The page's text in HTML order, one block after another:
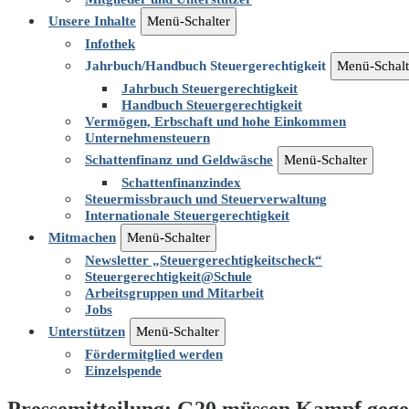
Unsere Inhalte
Menü-Schalter
Infothek
Jahrbuch/Handbuch Steuergerechtigkeit
Menü-
Jahrbuch Steuergerechtigkeit
Handbuch Steuergerechtigkeit
Vermögen, Erbschaft und hohe Einkommen
Unternehmensteuern
Schattenfinanz und Geldwäsche
Menü-Schalter
Schattenfinanzindex
Steuermissbrauch und Steuerverwaltung
Internationale Steuergerechtigkeit
Mitmachen
Menü-Schalter
Newsletter „Steuergerechtigkeitscheck“
Steuergerechtigkeit@Schule
Arbeitsgruppen und Mitarbeit
Jobs
Unterstützen
Menü-Schalter
Fördermitglied werden
Einzelspende